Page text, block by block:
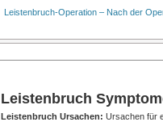
Leistenbruch-Operation – Nach der
Leistenbruch
Leistenbruch Ursachen: Ursachen für